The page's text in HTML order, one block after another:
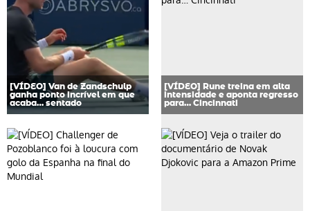
[VÍDEO] Van de Zandschulp
ganha ponto incrível em que
acaba… sentado
[VÍDEO] Rune treina em alta
intensidade e aponta regresso
para… Cincinnati